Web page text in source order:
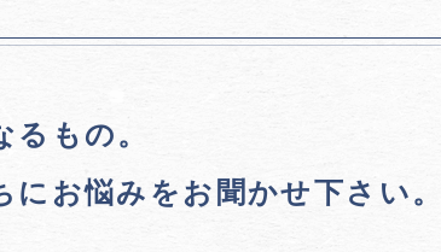
るもの。
に お悩みをお聞かせ下さい。